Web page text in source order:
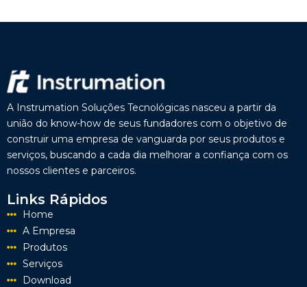
A Instrumation Soluções Tecnológicas nasceu a partir da
união do know-how de seus fundadores com o objetivo de
construir uma empresa de vanguarda por seus produtos e
serviços, buscando a cada dia melhorar a confiança com os
nossos clientes e parceiros.
Links Rápidos
Home
A Empresa
Produtos
Serviços
Download